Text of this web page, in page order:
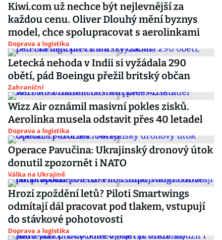
Kiwi.com už nechce být nejlevnější za
každou cenu. Oliver Dlouhý mění byznys
model, chce spolupracovat s aerolinkami
Doprava a logistika
Letecká nehoda v Indii si vyžádala 290
obětí, pád Boeingu přežil britský občan
Zahraniční
Wizz Air oznámil masivní pokles zisků.
Aerolinka musela odstavit přes 40 letadel
Doprava a logistika
Operace Pavučina: Ukrajinský dronový útok
donutil zpozornět i NATO
Válka na Ukrajině
Hrozí zpoždění letů? Piloti Smartwings
odmítají dál pracovat pod tlakem, vstupují
do stávkové pohotovosti
Doprava a logistika